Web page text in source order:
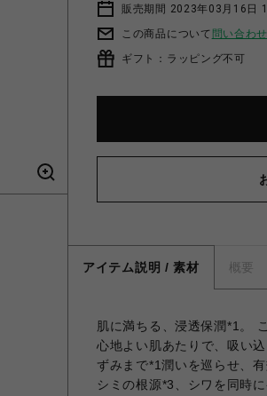
販売期間 2023年03月16日
この商品について 問い合わ
ギフト：ラッピング不可
アイテム説明 / 素材 概要
肌に満ちる、浸透保潤*1。
心地よい肌あたりで、吸い
ずみまで*1潤いを巡らせ、
シミの根源*3、シワを同時